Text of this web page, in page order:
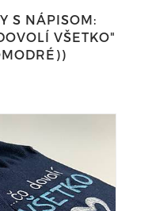
S NÁPISOM:
VŠETKO"